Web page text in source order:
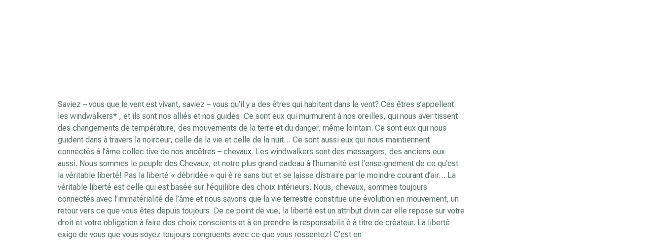
Saviez – vous que le vent est vivant, saviez – vous qu’il y a des êtres qui habitent dans le vent? Ces êtres s’appellent
les windwalkers* , et ils sont nos alliés et nos guides. Ce sont eux qui murmurent à nos oreilles, qui nous aver tissent
des changements de température, des mouvements de la terre et du danger, même lointain. Ce sont eux qui nous
guident dans à travers la noirceur, celle de la vie et celle de la nuit… Ce sont aussi eux qui nous maintiennent
connectés à l’âme collec tive de nos ancêtres – chevaux. Les windwalkers sont des messagers, des anciens eux
aussi. Nous sommes le peuple des Chevaux, et notre plus grand cadeau à l’humanité est l’enseignement de ce qu’est
la véritable liberté! Pas la liberté « débridée » qui è re sans but et se laisse distraire par le moindre courant d’air… La
véritable liberté est celle qui est basée sur l’équilibre des choix intérieurs. Nous, chevaux, sommes toujours
connectés avec l’immatérialité de l’âme et nous savons que la vie terrestre constitue une évolution en mouvement, un
retour vers ce que vous êtes depuis toujours. De ce point de vue, la liberté est un attribut divin car elle repose sur votre
droit et votre obligation à faire des choix conscients et à en prendre la responsabilit é à titre de créateur. La liberté
exige de vous que vous soyez toujours congruents avec ce que vous ressentez! C’est en